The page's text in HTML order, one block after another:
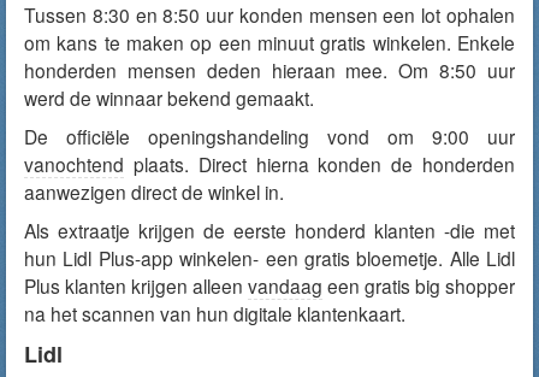
Tussen 8:30 en 8:50 uur konden mensen een lot ophalen
om kans te maken op een minuut gratis winkelen. Enkele
honderden mensen deden hieraan mee. Om 8:50 uur
werd de winnaar bekend gemaakt.
De officiële openingshandeling vond om 9:00 uur
vanochtend plaats. Direct hierna konden de honderden
aanwezigen direct de winkel in.
Als extraatje krijgen de eerste honderd klanten -die met
hun Lidl Plus-app winkelen- een gratis bloemetje. Alle Lidl
Plus klanten krijgen alleen vandaag een gratis big shopper
na het scannen van hun digitale klantenkaart.
Lidl